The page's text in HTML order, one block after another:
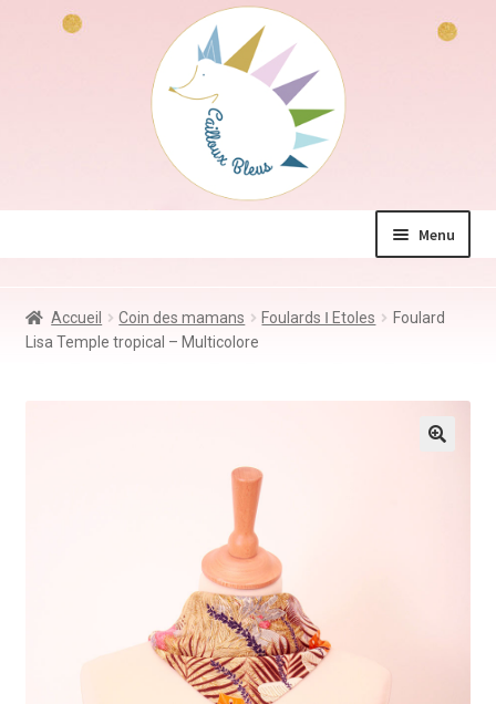
Menu
Jeux & Jouets
Accueil Coin des mamans Foulards Ⅰ Etoles
Foulard
Lisa Temple tropical – Multicolore